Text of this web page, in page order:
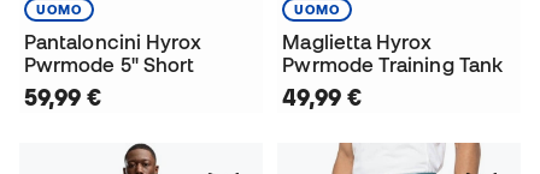
UOMO
Pantaloncini Hyrox
Pwrmode 5" Short
59,99 €
UOMO
Maglietta Hyrox
Pwrmode Training Tank
49,99 €